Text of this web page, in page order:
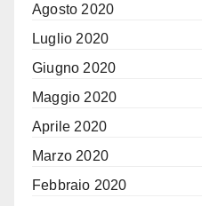
Agosto 2020
Luglio 2020
Giugno 2020
Maggio 2020
Aprile 2020
Marzo 2020
Febbraio 2020